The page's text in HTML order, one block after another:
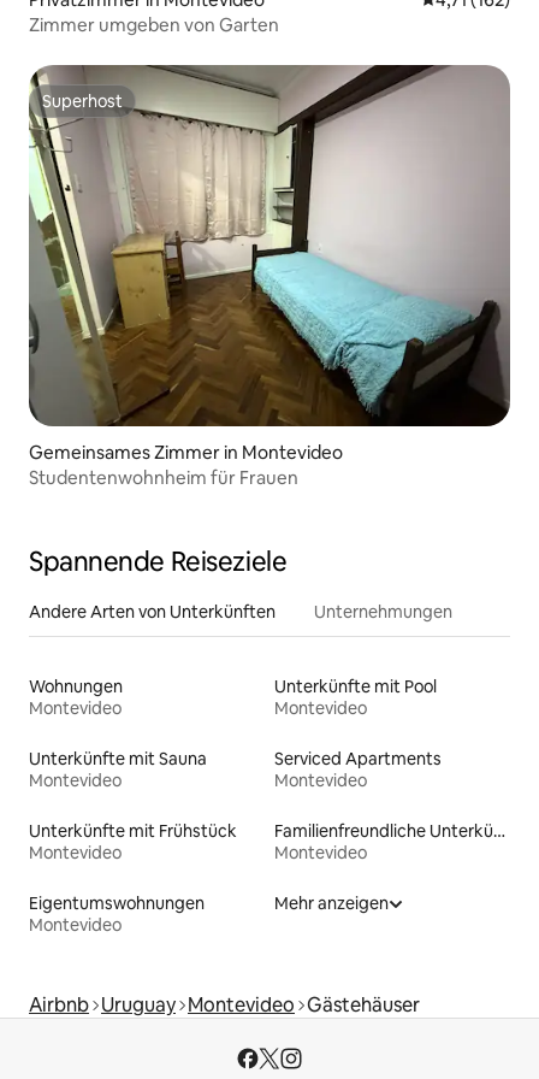
Zimmer umgeben von Garten
Superhost
Superhost
Gemeinsames Zimmer in Montevideo
Studentenwohnheim für Frauen
Spannende Reiseziele
Andere Arten von Unterkünften Unternehmungen
Wohnungen
Montevideo
Unterkünfte mit Pool
Montevideo
Unterkünfte mit Sauna
Montevideo
Serviced Apartments
Montevideo
Unterkünfte mit Frühstück
Montevideo
Familienfreundliche Unterkünfte
Montevideo
Eigentumswohnungen
Montevideo
Mehr anzeigen
Airbnb Uruguay Montevideo Gästehäuser